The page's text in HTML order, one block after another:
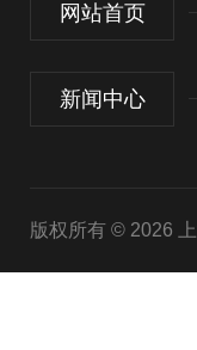
网站首页
新闻中心
版权所有 © 2026